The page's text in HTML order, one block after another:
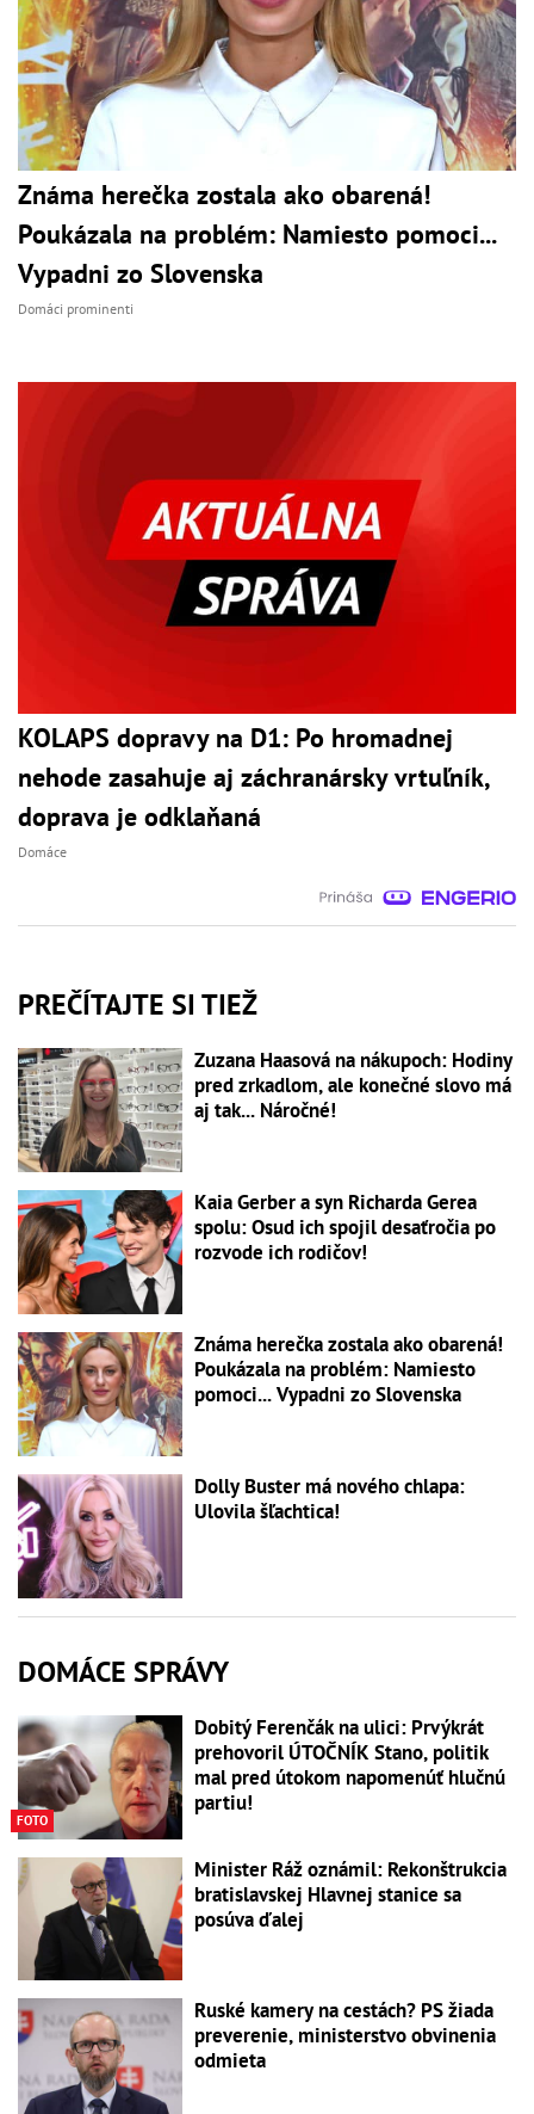
Známa herečka zostala ako obarená!
Poukázala na problém: Namiesto pomoci...
Vypadni zo Slovenska
Domáci prominenti
KOLAPS dopravy na D1: Po hromadnej
nehode zasahuje aj záchranársky vrtuľník,
doprava je odklaňaná
Domáce
PREČÍTAJTE SI TIEŽ
Zuzana Haasová na nákupoch: Hodiny
pred zrkadlom, ale konečné slovo má
aj tak... Náročné!
Kaia Gerber a syn Richarda Gerea
spolu: Osud ich spojil desaťročia po
rozvode ich rodičov!
Známa herečka zostala ako obarená!
Poukázala na problém: Namiesto
pomoci... Vypadni zo Slovenska
Dolly Buster má nového chlapa:
Ulovila šľachtica!
DOMÁCE SPRÁVY
FOTO
Dobitý Ferenčák na ulici: Prvýkrát
prehovoril ÚTOČNÍK Stano, politik
mal pred útokom napomenúť hlučnú
partiu!
Minister Ráž oznámil: Rekonštrukcia
bratislavskej Hlavnej stanice sa
posúva ďalej
Ruské kamery na cestách? PS žiada
preverenie, ministerstvo obvinenia
odmieta